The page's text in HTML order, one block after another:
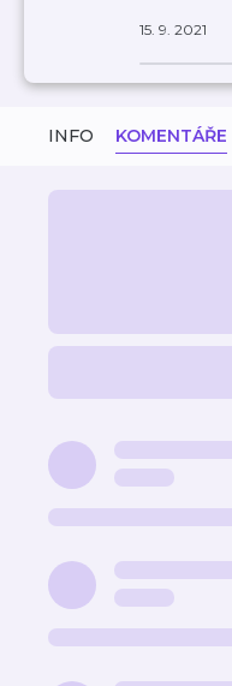
15. 9. 2021
INFO KOMENTÁŘE